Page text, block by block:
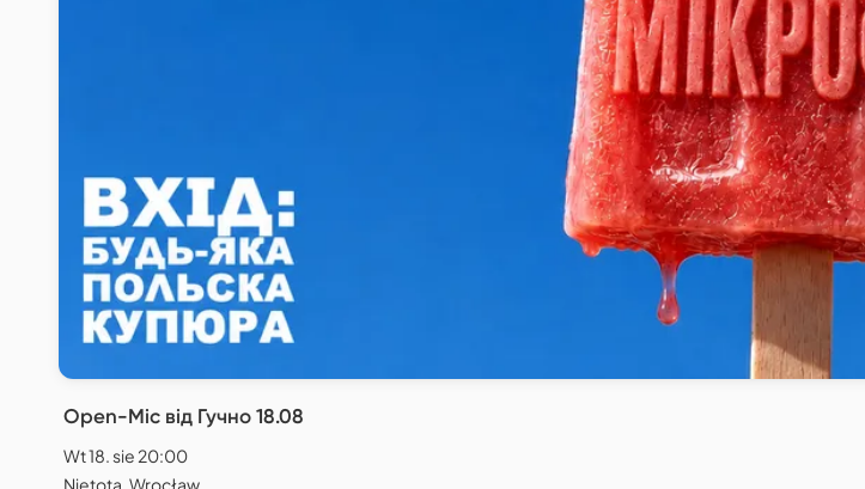
Open-Mic від Гучно 18.08
Wt 18. sie 20:00
Nietota, Wrocław